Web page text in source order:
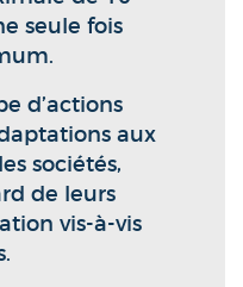
seule fois
d’actions
aux
sociétés,
de leurs
vis-à-vis